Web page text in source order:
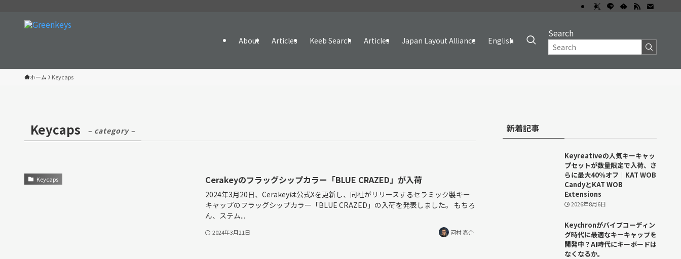
About Articles Keeb Search Articles Japan Layout Alliance English
Search
ホーム Keycaps
Keycaps – category –
Keycaps Cerakeyのフラッグシップカラー「BLUE CRAZED」が入荷
2024年3月20日、Cerakeyは公式Xを更新し、同社がリリースするセラミック製キー
キャップのフラッグシップカラー「BLUE CRAZED」の入荷を発表しました。 もちろ
ん、ステム...
2024年3月21日 河村 亮介
新着記事
Keyreativeの人気キーキャッ
プセットが数量限定で入荷、さ
らに最大40％オフ｜KAT WOB
CandyとKAT WOB
Extensions
2026年8月6日
Keychronがバイブコーディン
グ時代に最適なキーキャップを
開発中？AI時代にキーボードは
なくなるか。